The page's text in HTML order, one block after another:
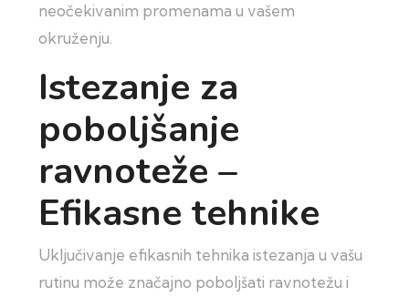
neočekivanim promenama u vašem
okruženju.
Istezanje za
poboljšanje
ravnoteže –
Efikasne tehnike
Uključivanje efikasnih tehnika istezanja u vašu
rutinu može značajno poboljšati ravnotežu i